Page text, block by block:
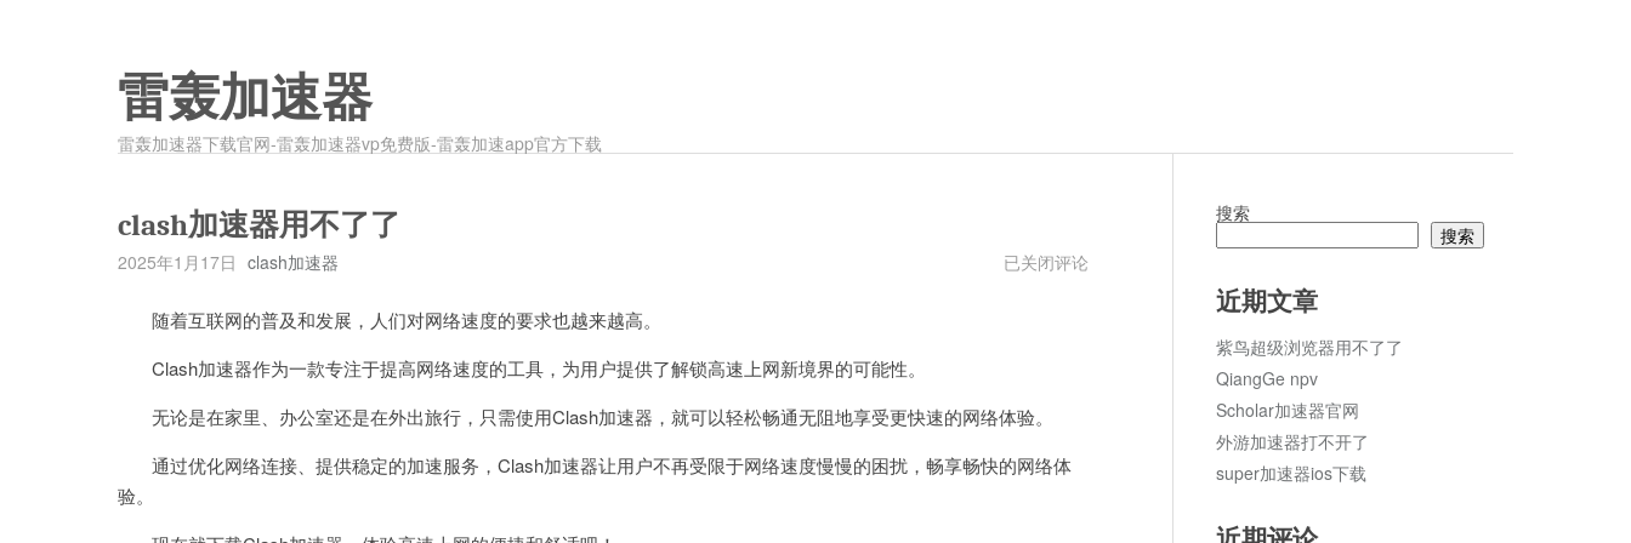
雷轰加速器
雷轰加速器下载官网-雷轰加速器vp免费版-雷轰加速app官方下载
clash加速器用不了了
2025年1月17日 clash加速器
clash
已关闭评论
随着互联网的普及和发展，人们对网络速度的要求也越来越高。
Clash加速器作为一款专注于提高网络速度的工具，为用户提供了解锁高速上网新境界的可能性。
无论是在家里、办公室还是在外出旅行，只需使用Clash加速器，就可以轻松畅通无阻地享受更快速的网络体验。
通过优化网络连接、提供稳定的加速服务，Clash加速器让用户不再受限于网络速度慢慢的困扰，畅享畅快的网络体
验。
搜索
搜索
近期文章
紫鸟超级浏览器用不了了
QiangGe npv
Scholar加速器官网
外游加速器打不开了
super加速器ios下载